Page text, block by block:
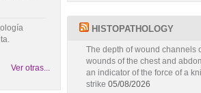
Ver otras...
HISTOPATHOLOGY
The depth of wound channels
wounds of the chest and
an indicator of the force of a
strike 05/08/2026